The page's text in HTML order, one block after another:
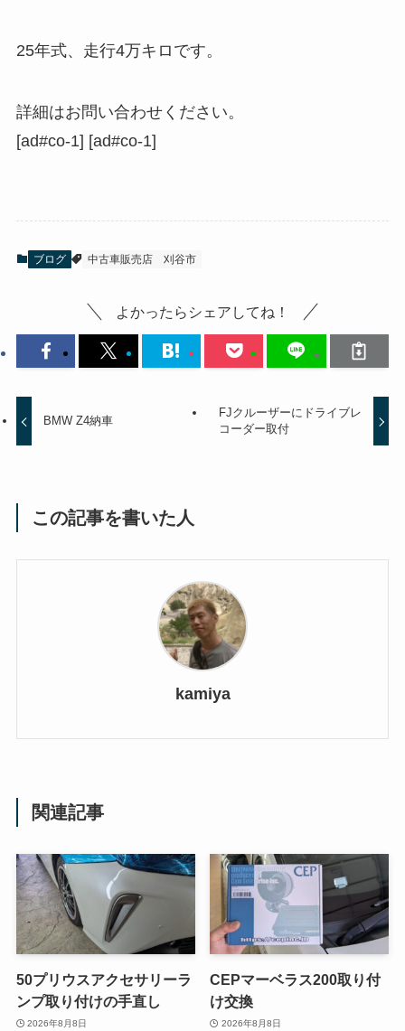
25年式、走行4万キロです。
詳細はお問い合わせください。
[ad#co-1] [ad#co-1]
ブログ 中古車販売店 刈谷市
よかったらシェアしてね！
BMW Z4納車
FJクルーザーにドライブレ
コーダー取付
この記事を書いた人
kamiya
関連記事
50プリウスアクセサリーラ
ンプ取り付けの手直し
2026年8月8日
CEPマーベラス200取り付
け交換
2026年8月8日